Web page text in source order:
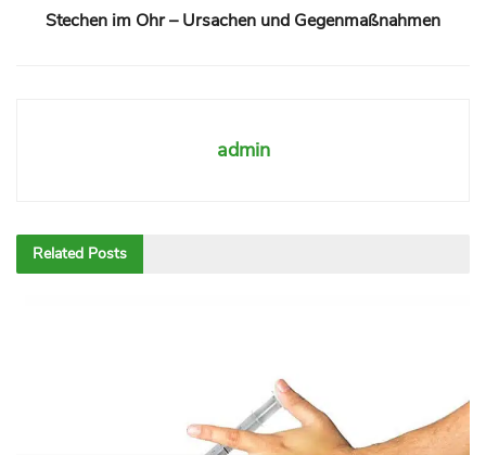
Stechen im Ohr – Ursachen und Gegenmaßnahmen
admin
Related Posts